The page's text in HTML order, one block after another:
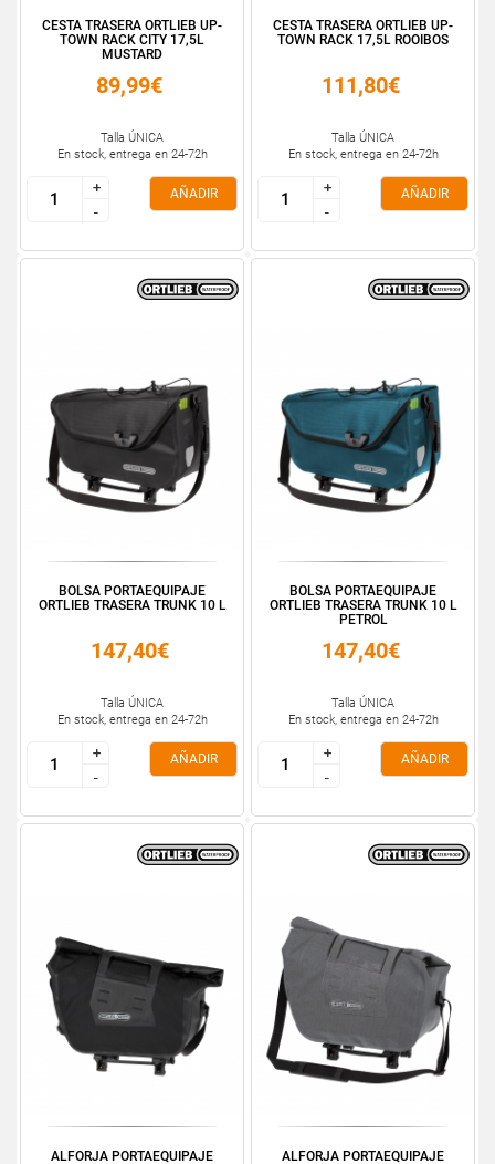
CESTA TRASERA ORTLIEB UP-
TOWN RACK CITY 17,5L
MUSTARD
89,99€
Talla ÚNICA
En stock, entrega en 24-72h
+
-
+
-
AÑADIR
CESTA TRASERA ORTLIEB UP-
TOWN RACK 17,5L ROOIBOS
111,80€
Talla ÚNICA
En stock, entrega en 24-72h
+
-
+
-
AÑADIR
BOLSA PORTAEQUIPAJE
ORTLIEB TRASERA TRUNK 10 L
147,40€
Talla ÚNICA
En stock, entrega en 24-72h
+
-
+
-
AÑADIR
BOLSA PORTAEQUIPAJE
ORTLIEB TRASERA TRUNK 10 L
PETROL
147,40€
Talla ÚNICA
En stock, entrega en 24-72h
+
-
+
-
AÑADIR
ALFORJA PORTAEQUIPAJE
ALFORJA PORTAEQUIPAJE